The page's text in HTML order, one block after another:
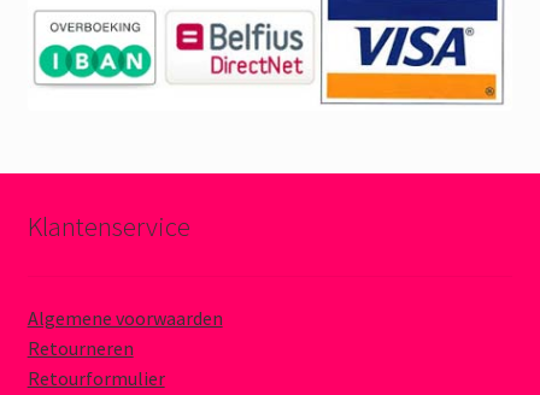
Klantenservice
Algemene voorwaarden
Retourneren
Retourformulier